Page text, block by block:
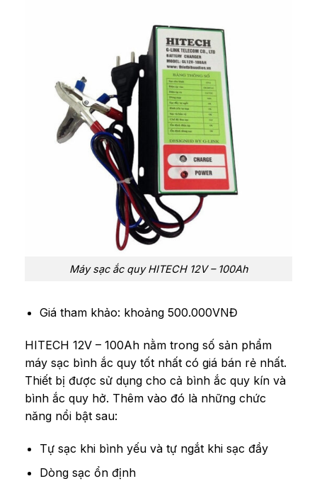
Máy sạc ắc quy HITECH 12V – 100Ah
Giá tham khảo: khoảng 500.000VNĐ
HITECH 12V – 100Ah nằm trong số sản phẩm
máy sạc bình ắc quy tốt nhất có giá bán rẻ nhất.
Thiết bị được sử dụng cho cả bình ắc quy kín và
bình ắc quy hở. Thêm vào đó là những chức
năng nổi bật sau:
Tự sạc khi bình yếu và tự ngắt khi sạc đầy
Dòng sạc ổn định